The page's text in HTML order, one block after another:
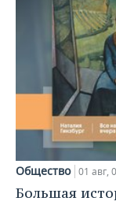
Общество 01 авг,
Большая